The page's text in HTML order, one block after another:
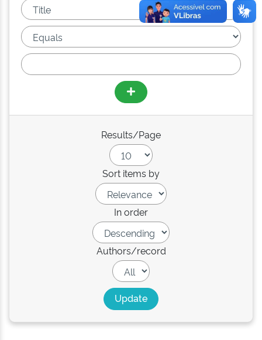
Results/Page
Sort items by
In order
Authors/record